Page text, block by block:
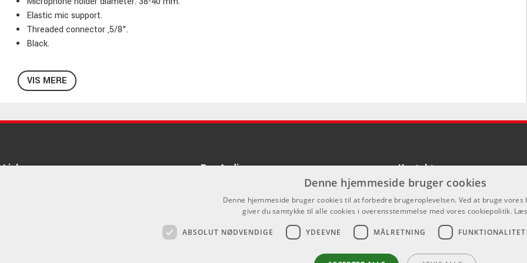
Elastic mic support.
Threaded connector ,5/8".
Black.
VIS MERE
Links Pro Audio Kontakt
Som privatperson kan du ikke købe på
hjemmeside, alt salg foregår gennem
info@emnordic.dk
Denne hjemmeside bruger cookies
Denne hjemmeside bruger cookies til at forbedre brugeroplevelsen. Ved at bruge vores
giver du samtykke til alle cookies i overensstemmelse med vores cookiepolitik.
ABSOLUT NØDVENDIGE YDEEVNE MÅLRETNING FUNKTIONALITET